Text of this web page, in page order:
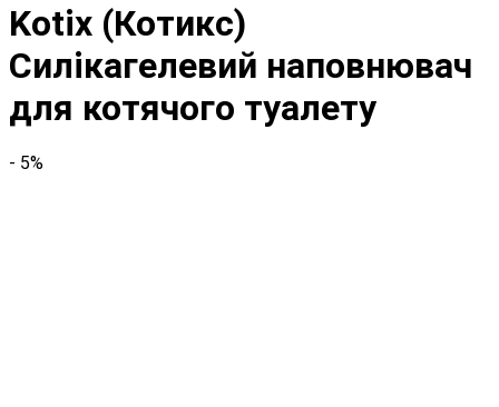
Kotix (Котикс)
Силікагелевий наповнювач
для котячого туалету
- 5%